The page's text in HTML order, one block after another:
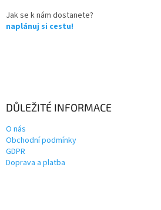
Jak se k nám dostanete?
naplánuj si cestu!
DŮLEŽITÉ INFORMACE
O nás
Obchodní podmínky
GDPR
Doprava a platba